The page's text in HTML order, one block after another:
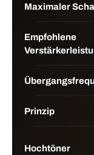
Maximaler
Empfohlene
Prinzip
Hochtöner